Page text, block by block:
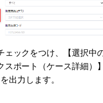
ックをつけ、【選択中
スポート（ケース詳細）
出力します。